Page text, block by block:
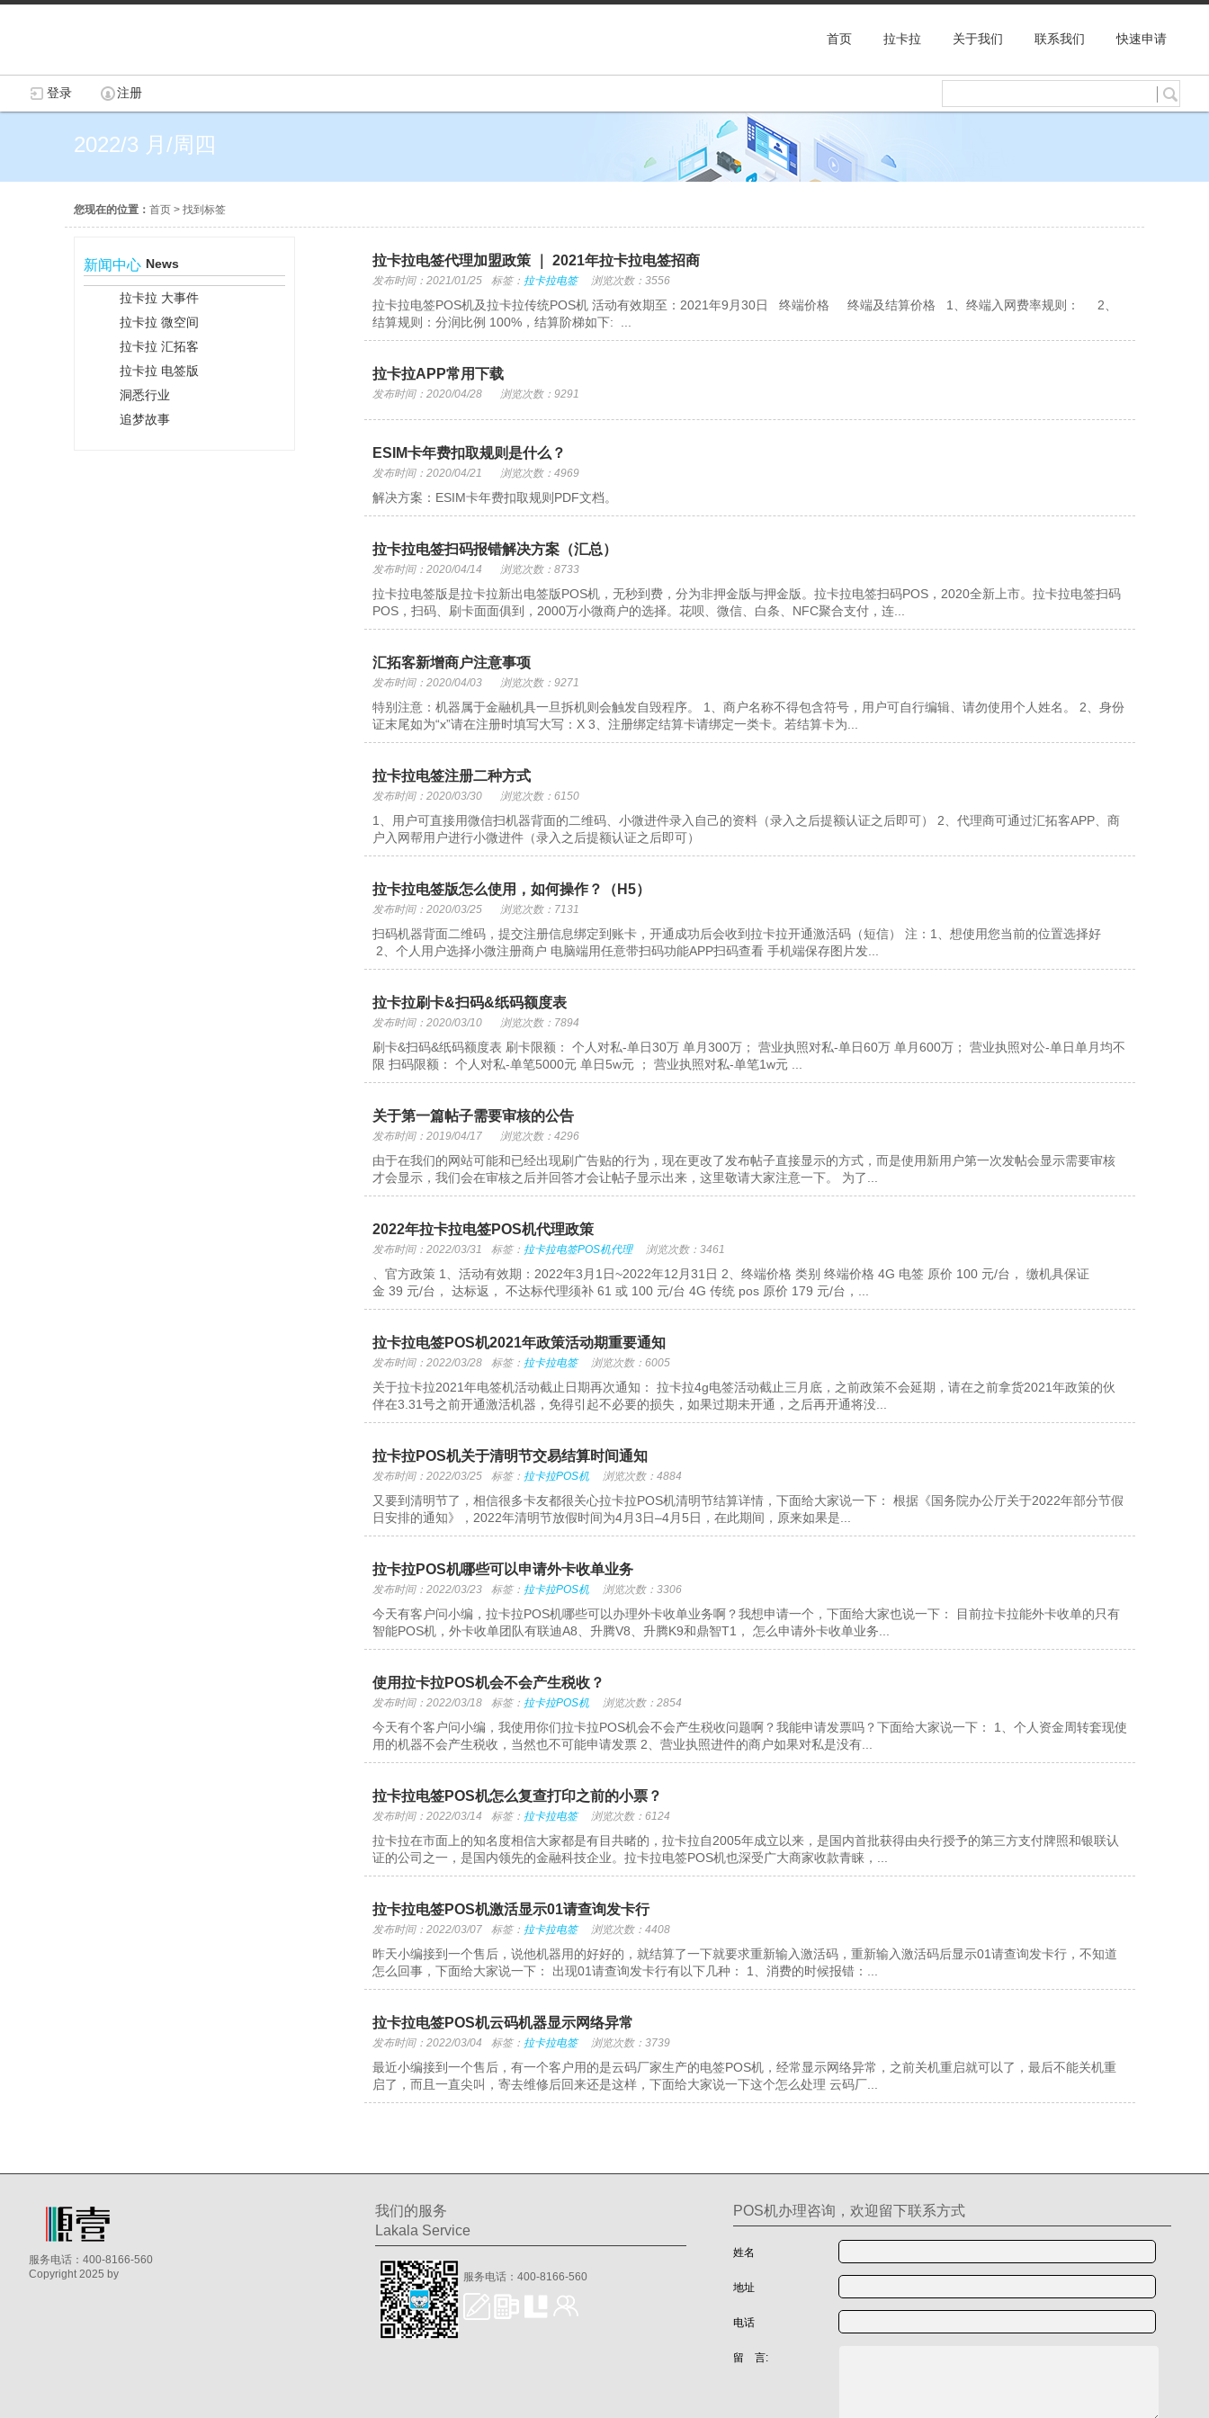
首页 拉卡拉 关于我们 联系我们 快速申请
登录 注册
2022/3 月/周四
您现在的位置： 首页 > 找到标签
新闻中心 News
拉卡拉 大事件
拉卡拉 微空间
拉卡拉 汇拓客
拉卡拉 电签版
洞悉行业
追梦故事
拉卡拉电签代理加盟政策 ｜ 2021年拉卡拉电签招商
发布时间：2021/01/25 标签： 拉卡拉电签 浏览次数：3556
拉卡拉电签POS机及拉卡拉传统POS机 活动有效期至：2021年9月30日 终端价格 终端及结算价格 1、终端入网费率规则： 2、
结算规则：分润比例 100%，结算阶梯如下: ...
拉卡拉APP常用下载
发布时间：2020/04/28 浏览次数：9291
ESIM卡年费扣取规则是什么？
发布时间：2020/04/21 浏览次数：4969
解决方案：ESIM卡年费扣取规则PDF文档。
拉卡拉电签扫码报错解决方案（汇总）
发布时间：2020/04/14 浏览次数：8733
拉卡拉电签版是拉卡拉新出电签版POS机，无秒到费，分为非押金版与押金版。拉卡拉电签扫码POS，2020全新上市。拉卡拉电签扫码
POS，扫码、刷卡面面俱到，2000万小微商户的选择。花呗、微信、白条、NFC聚合支付，连...
汇拓客新增商户注意事项
发布时间：2020/04/03 浏览次数：9271
特别注意：机器属于金融机具一旦拆机则会触发自毁程序。 1、商户名称不得包含符号，用户可自行编辑、请勿使用个人姓名。 2、身份
证末尾如为“x”请在注册时填写大写：X 3、注册绑定结算卡请绑定一类卡。若结算卡为...
拉卡拉电签注册二种方式
发布时间：2020/03/30 浏览次数：6150
1、用户可直接用微信扫机器背面的二维码、小微进件录入自己的资料（录入之后提额认证之后即可） 2、代理商可通过汇拓客APP、商
户入网帮用户进行小微进件（录入之后提额认证之后即可）
拉卡拉电签版怎么使用，如何操作？（H5）
发布时间：2020/03/25 浏览次数：7131
扫码机器背面二维码，提交注册信息绑定到账卡，开通成功后会收到拉卡拉开通激活码（短信） 注：1、想使用您当前的位置选择好
2、个人用户选择小微注册商户 电脑端用任意带扫码功能APP扫码查看 手机端保存图片发...
拉卡拉刷卡&扫码&纸码额度表
发布时间：2020/03/10 浏览次数：7894
刷卡&扫码&纸码额度表 刷卡限额： 个人对私-单日30万 单月300万； 营业执照对私-单日60万 单月600万； 营业执照对公-单日单月均不
限 扫码限额： 个人对私-单笔5000元 单日5w元 ； 营业执照对私-单笔1w元 ...
关于第一篇帖子需要审核的公告
发布时间：2019/04/17 浏览次数：4296
由于在我们的网站可能和已经出现刷广告贴的行为，现在更改了发布帖子直接显示的方式，而是使用新用户第一次发帖会显示需要审核
才会显示，我们会在审核之后并回答才会让帖子显示出来，这里敬请大家注意一下。 为了...
2022年拉卡拉电签POS机代理政策
发布时间：2022/03/31 标签： 拉卡拉电签POS机代理 浏览次数：3461
、官方政策 1、活动有效期：2022年3月1日~2022年12月31日 2、终端价格 类别 终端价格 4G 电签 原价 100 元/台， 缴机具保证
金 39 元/台， 达标返， 不达标代理须补 61 或 100 元/台 4G 传统 pos 原价 179 元/台，...
拉卡拉电签POS机2021年政策活动期重要通知
发布时间：2022/03/28 标签： 拉卡拉电签 浏览次数：6005
关于拉卡拉2021年电签机活动截止日期再次通知： 拉卡拉4g电签活动截止三月底，之前政策不会延期，请在之前拿货2021年政策的伙
伴在3.31号之前开通激活机器，免得引起不必要的损失，如果过期未开通，之后再开通将没...
拉卡拉POS机关于清明节交易结算时间通知
发布时间：2022/03/25 标签： 拉卡拉POS机 浏览次数：4884
又要到清明节了，相信很多卡友都很关心拉卡拉POS机清明节结算详情，下面给大家说一下： 根据《国务院办公厅关于2022年部分节假
日安排的通知》，2022年清明节放假时间为4月3日–4月5日，在此期间，原来如果是...
拉卡拉POS机哪些可以申请外卡收单业务
发布时间：2022/03/23 标签： 拉卡拉POS机 浏览次数：3306
今天有客户问小编，拉卡拉POS机哪些可以办理外卡收单业务啊？我想申请一个，下面给大家也说一下： 目前拉卡拉能外卡收单的只有
智能POS机，外卡收单团队有联迪A8、升腾V8、升腾K9和鼎智T1， 怎么申请外卡收单业务...
使用拉卡拉POS机会不会产生税收？
发布时间：2022/03/18 标签： 拉卡拉POS机 浏览次数：2854
今天有个客户问小编，我使用你们拉卡拉POS机会不会产生税收问题啊？我能申请发票吗？下面给大家说一下： 1、个人资金周转套现使
用的机器不会产生税收，当然也不可能申请发票 2、营业执照进件的商户如果对私是没有...
拉卡拉电签POS机怎么复查打印之前的小票？
发布时间：2022/03/14 标签： 拉卡拉电签 浏览次数：6124
拉卡拉在市面上的知名度相信大家都是有目共睹的，拉卡拉自2005年成立以来，是国内首批获得由央行授予的第三方支付牌照和银联认
证的公司之一，是国内领先的金融科技企业。拉卡拉电签POS机也深受广大商家收款青睐，...
拉卡拉电签POS机激活显示01请查询发卡行
发布时间：2022/03/07 标签： 拉卡拉电签 浏览次数：4408
昨天小编接到一个售后，说他机器用的好好的，就结算了一下就要求重新输入激活码，重新输入激活码后显示01请查询发卡行，不知道
怎么回事，下面给大家说一下： 出现01请查询发卡行有以下几种： 1、消费的时候报错：...
拉卡拉电签POS机云码机器显示网络异常
发布时间：2022/03/04 标签： 拉卡拉电签 浏览次数：3739
最近小编接到一个售后，有一个客户用的是云码厂家生产的电签POS机，经常显示网络异常，之前关机重启就可以了，最后不能关机重
启了，而且一直尖叫，寄去维修后回来还是这样，下面给大家说一下这个怎么处理 云码厂...
服务电话：400-8166-560
Copyright 2025 by
我们的服务
Lakala Service
服务电话：400-8166-560
POS机办理咨询，欢迎留下联系方式
姓名
地址
电话
留 言: